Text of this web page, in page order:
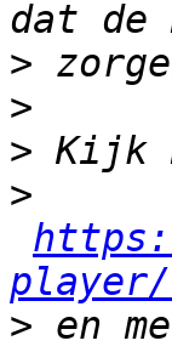
>
>
>
>
player/
>